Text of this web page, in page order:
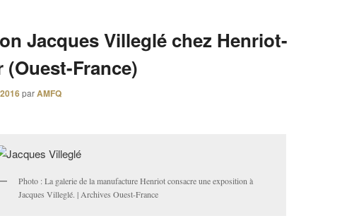
Jacques Villeglé chez Henriot-
(Ouest-France)
parAMFQ
Photo : La galerie de la manufacture Henriot consacre une exposition à
Jacques Villeglé. | Archives Ouest-France